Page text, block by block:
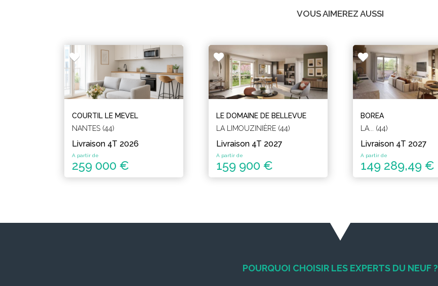
VOUS AIMEREZ AUSSI
COURTIL LE MEVEL
NANTES (44)
Livraison 4T 2026
A partir de
259 000 €
LE DOMAINE DE BELLEVUE
LA LIMOUZINIÈRE (44)
Livraison 4T 2027
A partir de
159 900 €
BOREA
LA... (44)
Livraison 4T 2027
A partir de
149 289,49 €
POURQUOI CHOISIR LES EXPERTS DU NEUF ?